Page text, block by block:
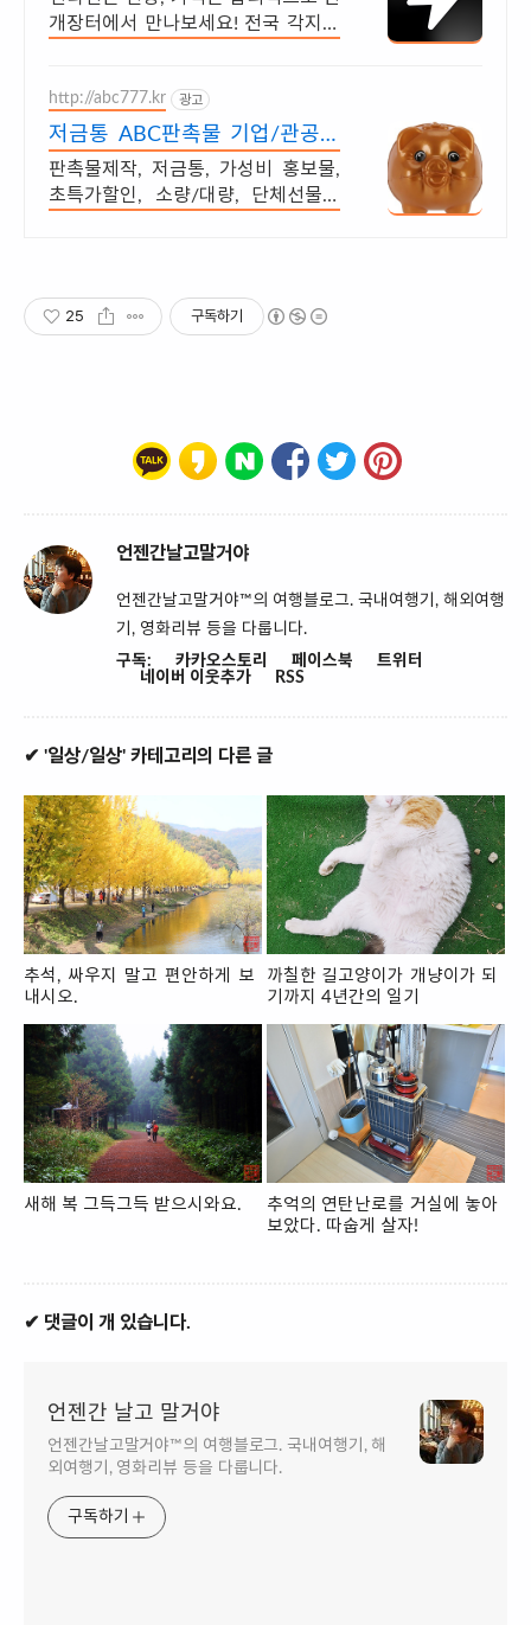
개장터에서 만나보세요! 전국 각지에
http://abc777.kr 광고
저금통 ABC판촉물 기업/관공서
후결제
판촉물제작, 저금통, 가성비 홍보물,
초특가할인, 소량/대량, 단체선물전
25 구독하기
언젠간날고말거야
언젠간날고말거야™의 여행블로그. 국내여행기, 해외여행
기, 영화리뷰 등을 다룹니다.
구독:
카카오스토리 페이스북
트위터
네이버 이웃추가
RSS
✔ '일상/일상' 카테고리의 다른 글
추석, 싸우지 말고 편안하게 보
내시오.
까칠한 길고양이가 개냥이가 되
기까지 4년간의 일기
새해 복 그득그득 받으시와요.
추억의 연탄난로를 거실에 놓아
보았다. 따숩게 살자!
✔ 댓글이 개 있습니다.
언젠간 날고 말거야
언젠간날고말거야™의 여행블로그. 국내여행기, 해
외여행기, 영화리뷰 등을 다룹니다.
구독하기